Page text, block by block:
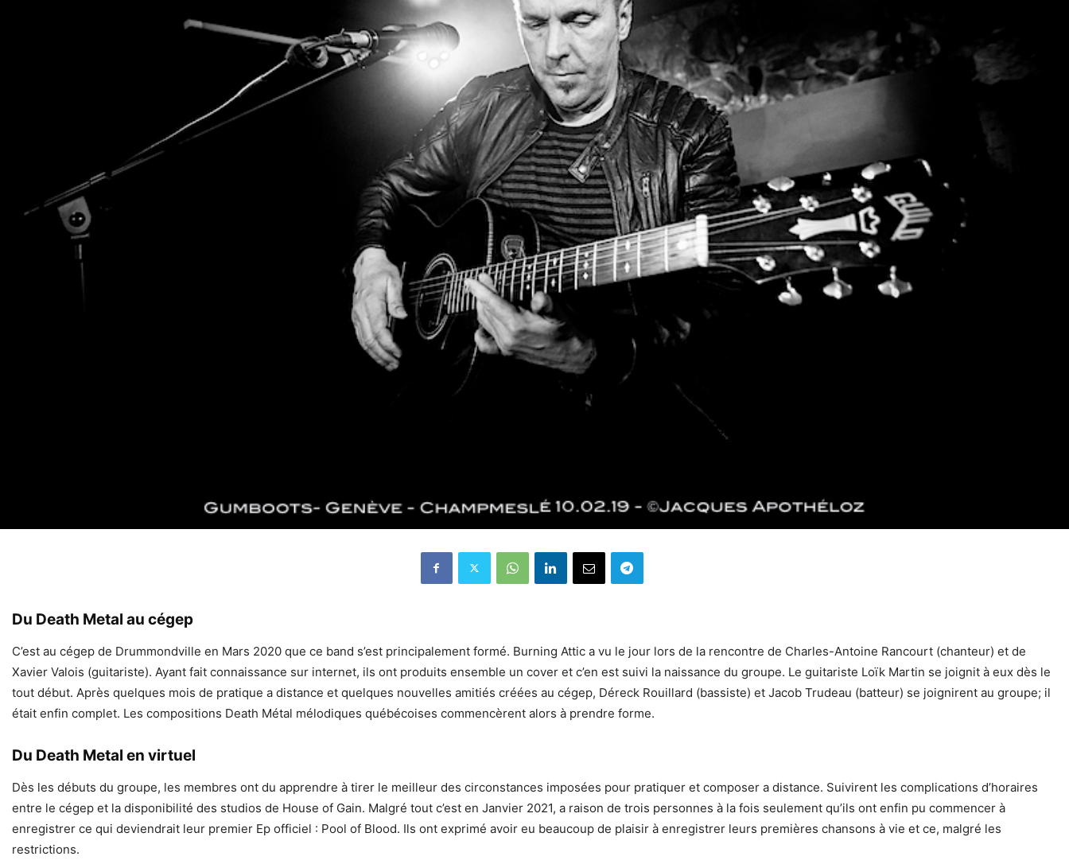
Du Death Metal au cégep
C’est au cégep de Drummondville en Mars 2020 que ce band s’est principalement formé. Burning Attic a vu le jour lors de la rencontre de Charles-Antoine Rancourt (chanteur) et de
Xavier Valois (guitariste). Ayant fait connaissance sur internet, ils ont produits ensemble un cover et c’en est suivi la naissance du groupe. Le guitariste Loïk Martin se joignit à eux dès le
tout début. Après quelques mois de pratique a distance et quelques nouvelles amitiés créées au cégep, Déreck Rouillard (bassiste) et Jacob Trudeau (batteur) se joignirent au groupe; il
était enfin complet. Les compositions Death Métal mélodiques québécoises commencèrent alors à prendre forme.
Du Death Metal en virtuel
Dès les débuts du groupe, les membres ont du apprendre à tirer le meilleur des circonstances imposées pour pratiquer et composer a distance. Suivirent les complications d’horaires
entre le cégep et la disponibilité des studios de House of Gain. Malgré tout c’est en Janvier 2021, a raison de trois personnes à la fois seulement qu’ils ont enfin pu commencer à
enregistrer ce qui deviendrait leur premier Ep officiel : Pool of Blood. Ils ont exprimé avoir eu beaucoup de plaisir à enregistrer leurs premières chansons à vie et ce, malgré les
restrictions.